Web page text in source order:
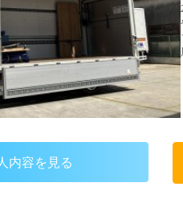
内容を見る